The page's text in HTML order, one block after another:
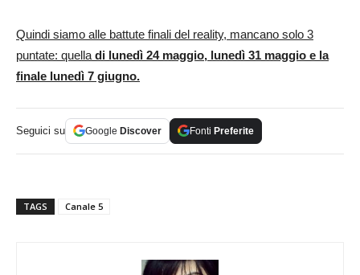
Quindi siamo alle battute finali del reality, mancano solo 3
puntate: quella di lunedì 24 maggio, lunedì 31 maggio e la
finale lunedì 7 giugno.
Seguici su Google Discover Fonti Preferite
TAGS Canale 5